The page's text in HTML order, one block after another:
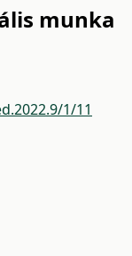
munka
1/11